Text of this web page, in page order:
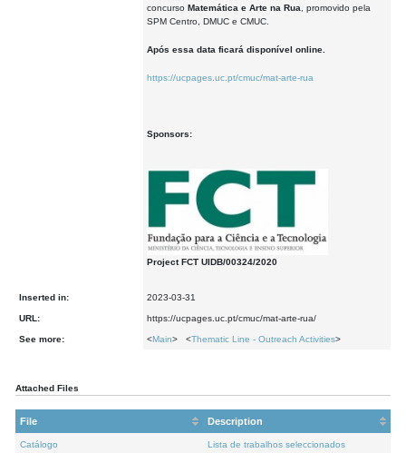
concurso Matemática e Arte na Rua , promovido pela
SPM Centro, DMUC e CMUC.
Após essa data ficará disponível online.
https://ucpages.uc.pt/cmuc/mat-arte-rua
Sponsors:
Project FCT UIDB/00324/2020
Inserted in: 2023-03-31
URL: https://ucpages.uc.pt/cmuc/mat-arte-rua/
See more: <Main> <Thematic Line - Outreach Activities>
Attached Files
File Description
Catálogo Lista de trabalhos seleccionados